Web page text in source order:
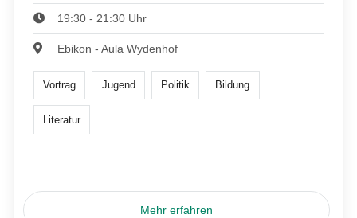
19:30 - 21:30 Uhr
Ebikon - Aula Wydenhof
Vortrag Jugend Politik Bildung
Literatur
Mehr erfahren